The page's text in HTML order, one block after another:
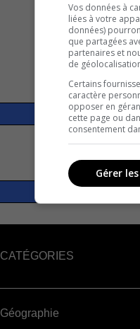
CATÉGORIES
Géographie
Vos données à
liées à votre
données)
que partagées
partenaires et
de
Certains
caractère
opposer en
cette page ou
consentement
Gérer